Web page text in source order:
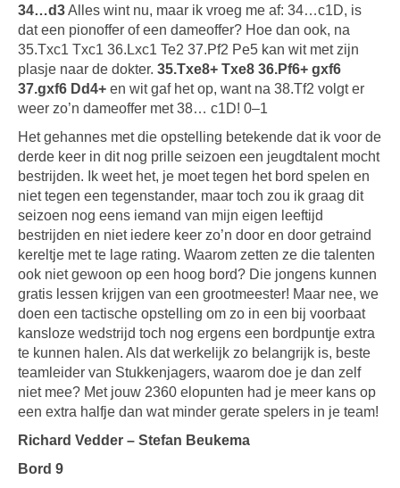
34…d3Alles wint nu, maar ik vroeg me af: 34…c1D, is
dat een pionoffer of een dameoffer? Hoe dan ook, na
35.Txc1 Txc1 36.Lxc1 Te2 37.Pf2 Pe5 kan wit met zijn
plasje naar de dokter. 35.Txe8+ Txe8 36.Pf6+ gxf6
37.gxf6 Dd4+ en wit gaf het op, want na 38.Tf2 volgt er
weer zo’n dameoffer met 38… c1D! 0–1
Het gehannes met die opstelling betekende dat ik voor de
derde keer in dit nog prille seizoen een jeugdtalent mocht
bestrijden. Ik weet het, je moet tegen het bord spelen en
niet tegen een tegenstander, maar toch zou ik graag dit
seizoen nog eens iemand van mijn eigen leeftijd
bestrijden en niet iedere keer zo’n door en door getraind
kereltje met te lage rating. Waarom zetten ze die talenten
ook niet gewoon op een hoog bord? Die jongens kunnen
gratis lessen krijgen van een grootmeester! Maar nee, we
doen een tactische opstelling om zo in een bij voorbaat
kansloze wedstrijd toch nog ergens een bordpuntje extra
te kunnen halen. Als dat werkelijk zo belangrijk is, beste
teamleider van Stukkenjagers, waarom doe je dan zelf
niet mee? Met jouw 2360 elopunten had je meer kans op
een extra halfje dan wat minder gerate spelers in je team!
Richard Vedder – Stefan Beukema
Bord 9